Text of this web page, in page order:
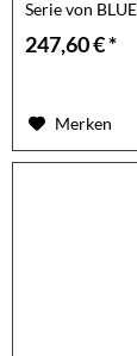
Serie von
247,60 € *
Merken